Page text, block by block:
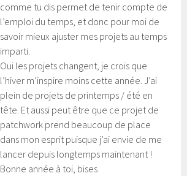
comme tu dis permet de tenir compte de
l’emploi du temps, et donc pour moi de
savoir mieux ajuster mes projets au temps
imparti.
Oui les projets changent, je crois que
l’hiver m’inspire moins cette année. J’ai
plein de projets de printemps / été en
tête. Et aussi peut être que ce projet de
patchwork prend beaucoup de place
dans mon esprit puisque j’ai envie de me
lancer depuis longtemps maintenant !
Bonne année à toi, bises